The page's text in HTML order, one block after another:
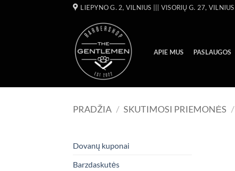
LIEPYNO G. 2, VILNIUS ||| VISORIŲ G. 27, VILNIUS
APIE MUS PASLAUGOS
PRADŽIA / SKUTIMOSI PRIEMONĖS /
Dovanų kuponai
Barzdaskutės